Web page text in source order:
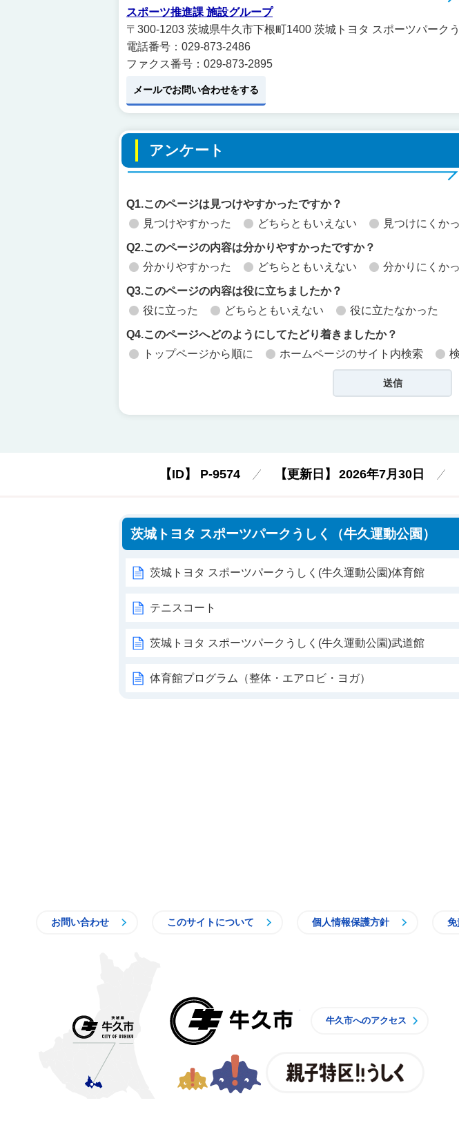
スポーツ推進課 施設グループ
〒300-1203 茨城県牛久市下根町1400 茨城トヨタ スポーツパーク
電話番号：029-873-2486
ファクス番号：029-873-2895
メールでお問い合わせをする
アンケート
Q1.このページは見つけやすかったですか？
見つけやすかった
どちらともいえない 見つけにくか
Q2.このページの内容は分かりやすかったですか？
分かりやすかった
どちらともいえない 分かりにくか
Q3.このページの内容は役に立ちましたか？
役に立った
どちらともいえない 役に立たなかった
Q4.このページへどのようにしてたどり着きましたか？
トップページから順に
ホームページのサイト内検索
【ID】 P-9574 【更新日】 2026年7月30日
茨城トヨタ スポーツパークうしく（牛久運動公園）
茨城トヨタ スポーツパークうしく(牛久運動公園)体育館
テニスコート
茨城トヨタ スポーツパークうしく(牛久運動公園)武道館
体育館プログラム（整体・エアロビ・ヨガ）
お問い合わせ このサイトについて 個人情報保護方針 免
牛久市へのアクセス